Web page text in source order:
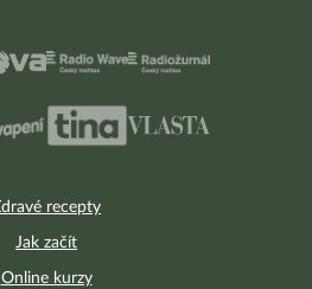
recepty
Jak začít
Online kurzy